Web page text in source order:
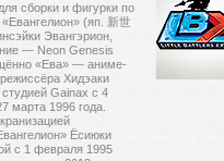
сборки и фигурки по
(яп. 新世
Эвангэрион,
— Neon Genesis
«Ева» — аниме-
Хидэаки
Gainax с 4
марта 1996 года.
Ёсиюки
с 1 февраля 1995